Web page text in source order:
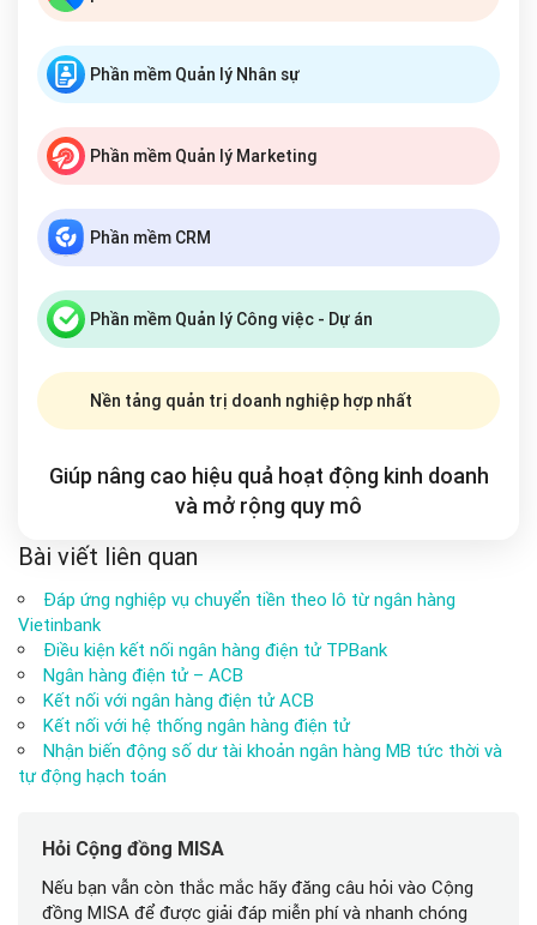
Phần mềm Quản lý Nhân sự
Phần mềm Quản lý Marketing
Phần mềm CRM
Phần mềm Quản lý Công việc - Dự án
Nền tảng quản trị doanh nghiệp hợp nhất
Giúp nâng cao hiệu quả hoạt động kinh doanh
và mở rộng quy mô
Bài viết liên quan
Đáp ứng nghiệp vụ chuyển tiền theo lô từ ngân hàng
Vietinbank
Điều kiện kết nối ngân hàng điện tử TPBank
Ngân hàng điện tử – ACB
Kết nối với ngân hàng điện tử ACB
Kết nối với hệ thống ngân hàng điện tử
Nhận biến động số dư tài khoản ngân hàng MB tức thời và
tự động hạch toán
Hỏi Cộng đồng MISA
Nếu bạn vẫn còn thắc mắc hãy đăng câu hỏi vào Cộng
đồng MISA để được giải đáp miễn phí và nhanh chóng